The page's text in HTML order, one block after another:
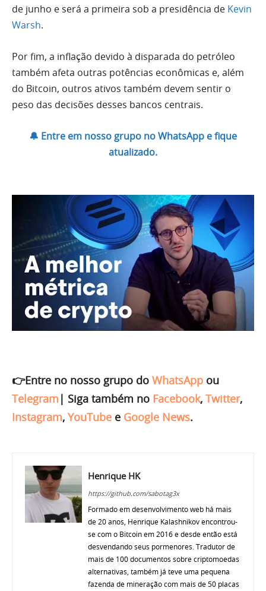
de junho e será a primeira sob a presidência de Kevin
Warsh.
Por fim, a inflação devido à disparada do petróleo
também afeta outras potências econômicas e, além
do Bitcoin, outros ativos também devem sentir o
peso das decisões desses bancos centrais.
🔔 Entre em nosso grupo no WhatsApp e fique
atualizado.
👉Entre no nosso grupo do WhatsApp ou
Telegram | Siga também no Facebook, Twitter,
Instagram, YouTube e Google News.
Henrique HK
https://github.com/sabotag3x
Formado em desenvolvimento web há mais
de 20 anos, Henrique Kalashnikov encontrou-
se com o Bitcoin em 2016 e desde então está
desvendando seus pormenores. Tradutor de
mais de 100 documentos sobre criptomoedas
alternativas, também já teve uma pequena
fazenda de mineração com mais de 50 placas